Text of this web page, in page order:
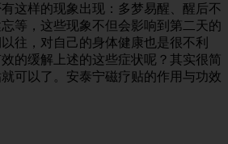
这样的现象出现：多梦易醒、醒后不
等，这些现象不但会影响到第二天的
往，对自己的身体健康也是很不利
的缓解上述的这些症状呢？其实很简
可以了。安泰宁磁疗贴的作用与功效